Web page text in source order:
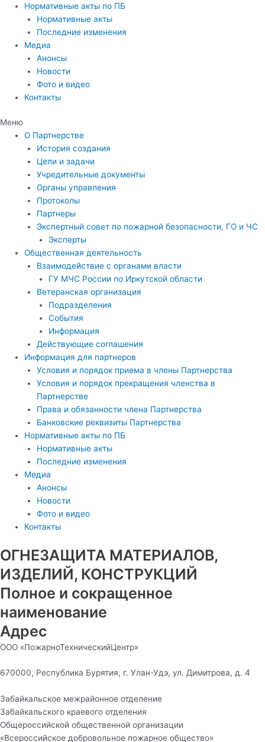
Нормативные акты по ПБ
Нормативные акты
Последние изменения
Медиа
Анонсы
Новости
Фото и видео
Контакты
Меню
О Партнерстве
История создания
Цели и задачи
Учредительные документы
Органы управления
Протоколы
Партнеры
Экспертный совет по пожарной безопасности, ГО и ЧС
Эксперты
Общественная деятельность
Взаимодействие с органами власти
ГУ МЧС России по Иркутской области
Ветеранская организация
Подразделения
События
Информация
Действующие соглашения
Информация для партнеров
Условия и порядок приема в члены Партнерства
Условия и порядок прекращения членства в
Партнерстве
Права и обязанности члена Партнерства
Банковские реквизиты Партнерства
Нормативные акты по ПБ
Нормативные акты
Последние изменения
Медиа
Анонсы
Новости
Фото и видео
Контакты
ОГНЕЗАЩИТА МАТЕРИАЛОВ,
ИЗДЕЛИЙ, КОНСТРУКЦИЙ
Полное и сокращенное
наименование
Адрес
ООО «ПожарноТехническийЦентр»
670000, Республика Бурятия, г. Улан-Удэ, ул. Димитрова, д. 4
Забайкальское межрайонное отделение
Забайкальского краевого отделения
Общероссийской общественной организации
«Всероссийское добровольное пожарное общество»